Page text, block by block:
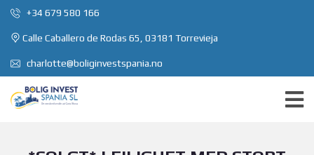
+34 679 580 166
Calle Caballero de Rodas 65, 03181 Torrevieja
charlotte@boliginvestspania.no